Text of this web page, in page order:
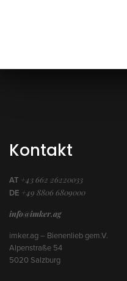
Kontakt
AT +43 662 26220033
DE +49 8806 6809000
info@imker.ag
imker.ag – Bienenlieb gem.V.
Alpenstraße 54
5020 Salzburg